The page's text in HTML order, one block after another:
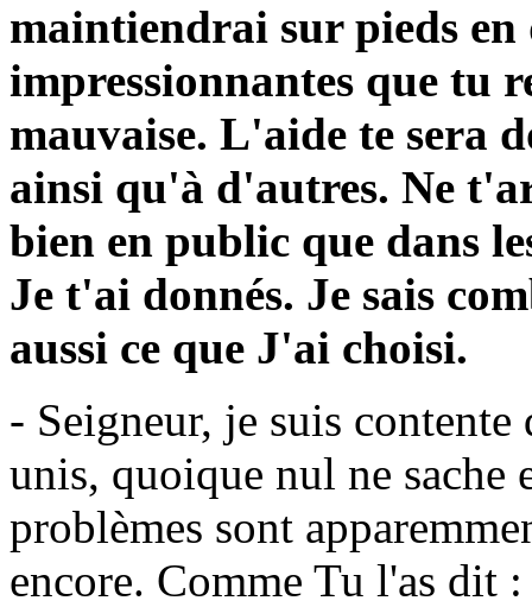
maintiendrai sur pieds en
impressionnantes que tu
mauvaise. L'aide te sera
ainsi qu'à d'autres. Ne
bien en public que dans
Je t'ai donnés. Je sais
aussi ce que J'ai choisi.
- Seigneur, je suis
unis, quoique nul ne sache
problèmes sont
encore. Comme Tu l'as dit